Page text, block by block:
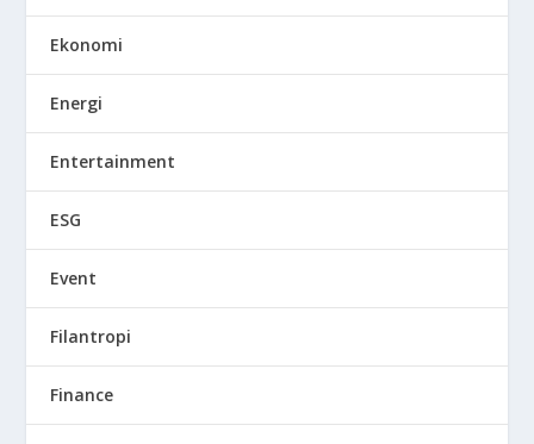
Ekonomi
Energi
Entertainment
ESG
Event
Filantropi
Finance